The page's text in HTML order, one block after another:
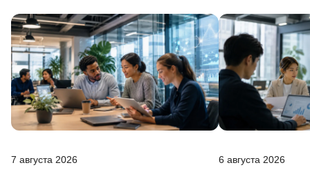
7 августа 2026 6 августа 2026